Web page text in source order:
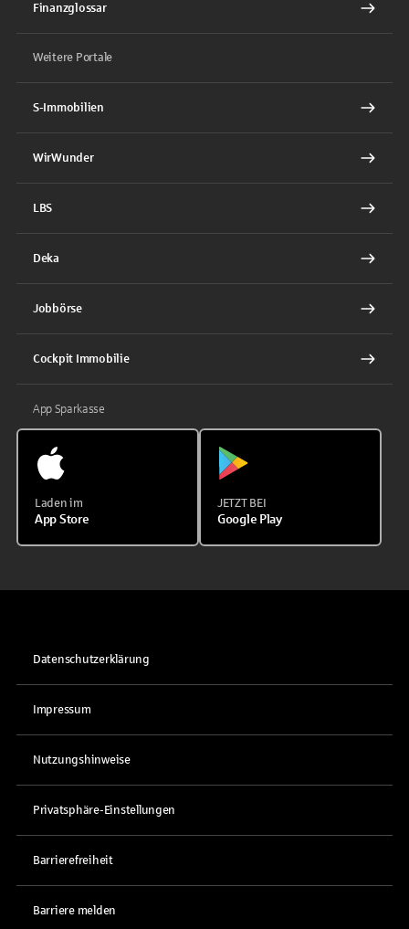
Finanzglossar
Weitere Portale
S-Immobilien
WirWunder
LBS
Deka
Jobbörse
Cockpit Immobilie
App Sparkasse
Laden im
App Store
JETZT BEI
Google Play
Datenschutzerklärung
Impressum
Nutzungshinweise
Privatsphäre-Einstellungen
Barrierefreiheit
Barriere melden